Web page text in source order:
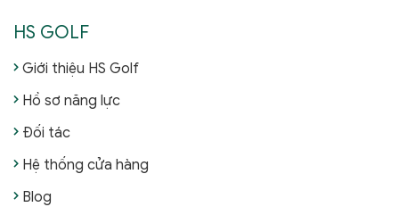
HS GOLF
Giới thiệu HS Golf
Hồ sơ năng lực
Đối tác
Hệ thống cửa hàng
Blog